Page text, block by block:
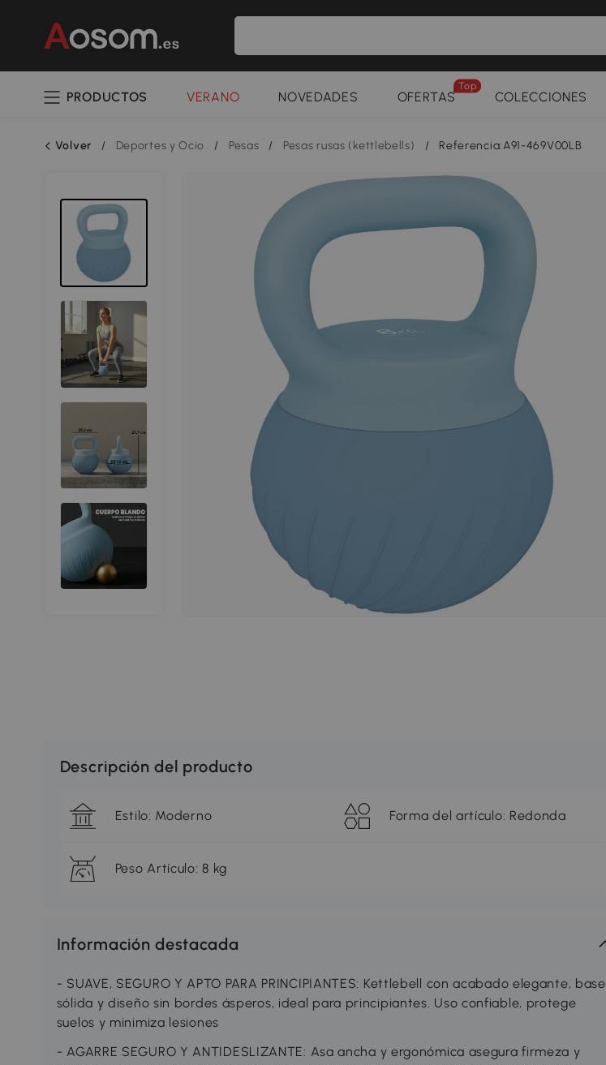
PRODUCTOS VERANO NOVEDADES OFERTAS
Top
COLECCIONES
Volver / Deportes y Ocio / Pesas / Pesas rusas (kettlebells) / Referencia:A91-469V00LB
Descripción del producto
Estilo: Moderno Forma del artículo: Redonda
Peso Artículo: 8 kg
Información destacada
- SUAVE, SEGURO Y APTO PARA PRINCIPIANTES: Kettlebell con acabado elegante, base
sólida y diseño sin bordes ásperos, ideal para principiantes. Uso confiable, protege
suelos y minimiza lesiones
- AGARRE SEGURO Y ANTIDESLIZANTE: Asa ancha y ergonómica asegura firmeza y